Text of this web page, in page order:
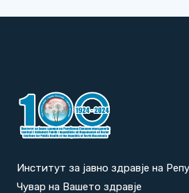
Институт за јавно здравје на
Чувар на Вашето здравје